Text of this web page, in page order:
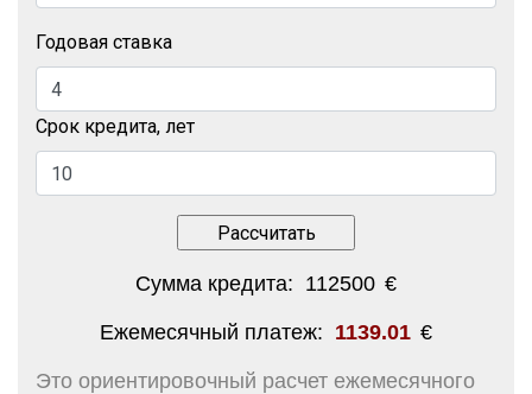
Годовая ставка
Срок кредита, лет
Сумма кредита: 112500 €
Ежемесячный платеж: 1139.01 €
Это ориентировочный расчет ежемесячного